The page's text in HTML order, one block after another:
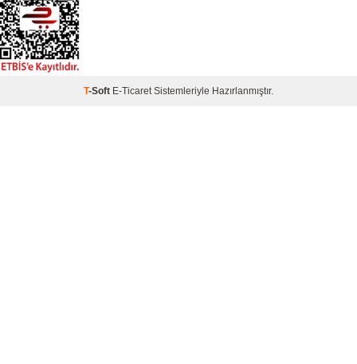
T-Soft E-TicaretSistemleriyle Hazırlanmıştır.